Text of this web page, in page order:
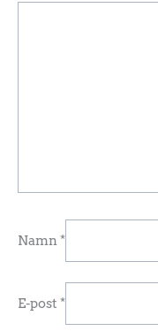
Namn*
E-post *